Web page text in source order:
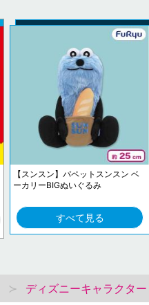
【スンスン】パペットスンスン ベ
ーカリーBIGぬいぐるみ
すべて見る
ディズニーキャラクタ